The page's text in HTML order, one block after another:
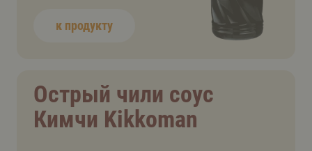
к продукту
Острый чили соус
Кимчи Kikkoman